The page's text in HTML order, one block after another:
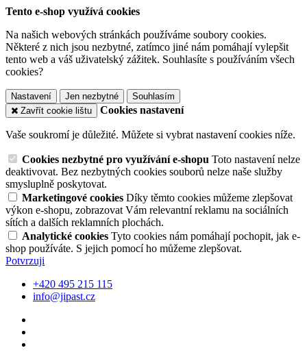
Tento e-shop využívá cookies
Na našich webových stránkách používáme soubory cookies.
Některé z nich jsou nezbytné, zatímco jiné nám pomáhají vylepšit
tento web a váš uživatelský zážitek. Souhlasíte s používáním všech
cookies?
Nastavení Jen nezbytné
Souhlasím
Zavřít cookie lištu
Cookies nastavení
Vaše soukromí je důležité. Můžete si vybrat nastavení cookies níže.
Cookies nezbytné pro využívání e-shopu Toto nastavení nelze
deaktivovat. Bez nezbytných cookies souborů nelze naše služby
smysluplně poskytovat.
Marketingové cookies Díky těmto cookies můžeme zlepšovat
výkon e-shopu, zobrazovat Vám relevantní reklamu na sociálních
sítích a dalších reklamních plochách.
Analytické cookies Tyto cookies nám pomáhají pochopit, jak e-
shop používáte. S jejich pomocí ho můžeme zlepšovat.
Potvrzuji
+420 495 215 115
info@jipast.cz